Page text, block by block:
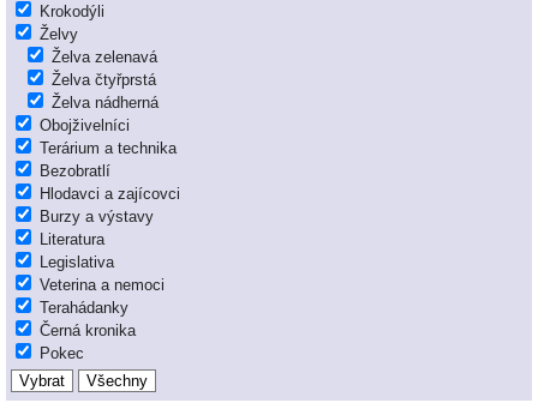
Krokodýli
Želvy
Želva zelenavá
Želva čtyřprstá
Želva nádherná
Obojživelníci
Terárium a technika
Bezobratlí
Hlodavci a zajícovci
Burzy a výstavy
Literatura
Legislativa
Veterina a nemoci
Terahádanky
Černá kronika
Pokec